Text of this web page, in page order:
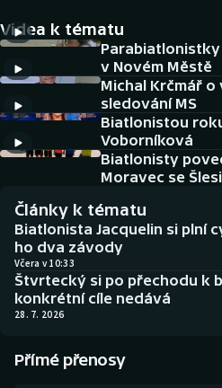
DALŠÍ SPORTY
Americký fotbal
Baseball a softbal
Basketbal
Boby a skeleton
Box
Dostihy
NEPŘEHLÉDNĚTE
Soutěže
Historické návraty
AZ kvíz
Videa k tématu
v Novém Městě
Michal Krčmář
sledování MS
Biatlonistou
Voborníková
Biatlonisty
Moravec se
Články k tématu
Biatlonista Jacquelin si plní
ho dva závody
Včera v 10:33
Štvrtecký si po přechodu k
konkrétní cíle nedává
28. 7. 2026
Přímé přenosy